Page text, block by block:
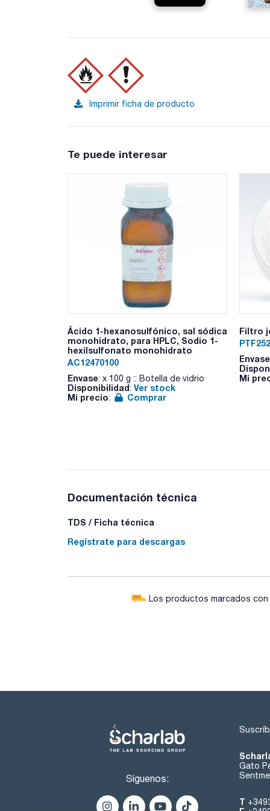
Imprimir ficha de producto
Te puede interesar
Ácido 1-hexanosulfónico, sal sódica
monohidrato, para HPLC, Sodio 1-
hexilsulfonato monohidrato
AC12470100
Envase: x 100 g :: Botella de vidrio
Disponibilidad: Ver stock
Mi precio: Comprar
Filtro
Envase
Mi
Documentación técnica
TDS / Ficha técnica
Regístrate para descargas
Los productos marcados
Síguenos:
Gato
T